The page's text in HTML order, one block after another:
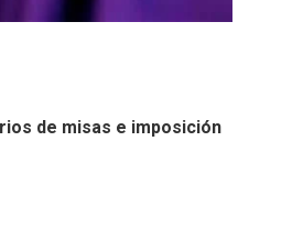
de misas e imposición